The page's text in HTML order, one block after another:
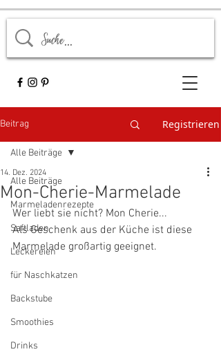
Beitrag Registrieren
Alle Beiträge
Marmeladenrezepte
Saftladen
Leckereien
für Naschkatzen
Backstube
Smoothies
Drinks
Alle Beiträge
Mon-Cherie-Marmelade
14. Dez. 2024
Wer liebt sie nicht? Mon Cherie...
Als Geschenk aus der Küche ist diese
Marmelade großartig geeignet.